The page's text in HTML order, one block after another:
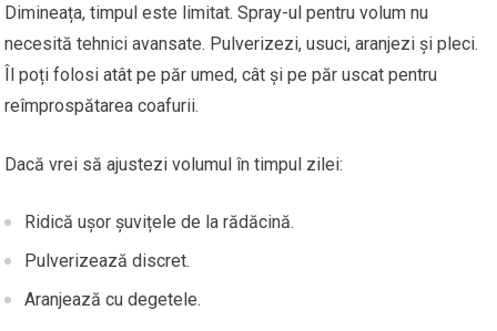
Dimineața, timpul este limitat. Spray-ul pentru volum nu
necesită tehnici avansate. Pulverizezi, usuci, aranjezi și pleci.
Îl poți folosi atât pe păr umed, cât și pe păr uscat pentru
reîmprospătarea coafurii.
Dacă vrei să ajustezi volumul în timpul zilei:
Ridică ușor șuvițele de la rădăcină.
Pulverizează discret.
Aranjează cu degetele.